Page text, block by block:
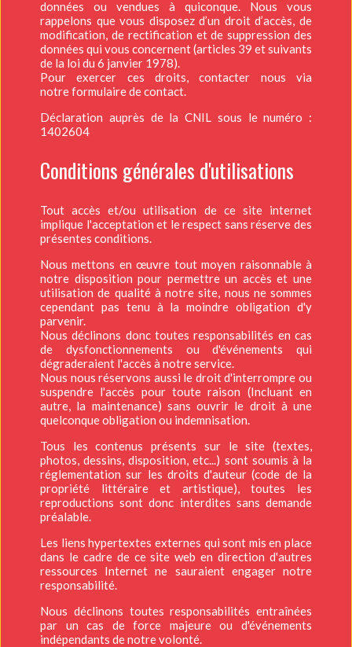
données ou vendues à quiconque. Nous vous
rappelons que vous disposez d’un droit d’accès, de
modification, de rectification et de suppression des
données qui vous concernent (articles 39 et suivants
de la loi du 6 janvier 1978).
Pour exercer ces droits, contacter nous via
notreformulaire de contact.
Déclaration auprès de la CNIL sous le numéro :
1402604
Conditions générales d'utilisations
Tout accès et/ou utilisation de ce site internet
implique l'acceptation et le respect sans réserve des
présentes conditions.
Nous mettons en œuvre tout moyen raisonnable à
notre disposition pour permettre un accès et une
utilisation de qualité à notre site, nous ne sommes
cependant pas tenu à la moindre obligation d'y
parvenir.
Nous déclinons donc toutes responsabilités en cas
de dysfonctionnements ou d'événements qui
dégraderaient l'accès à notre service.
Nous nous réservons aussi le droit d'interrompre ou
suspendre l'accès pour toute raison (Incluant en
autre, la maintenance) sans ouvrir le droit à une
quelconque obligation ou indemnisation.
Tous les contenus présents sur le site (textes,
photos, dessins, disposition, etc...) sont soumis à la
réglementation sur les droits d'auteur (code de la
propriété littéraire et artistique), toutes les
reproductions sont donc interdites sans demande
préalable.
Les liens hypertextes externes qui sont mis en place
dans le cadre de ce site web en direction d'autres
ressources Internet ne sauraient engager notre
responsabilité.
Nous déclinons toutes responsabilités entraînées
par un cas de force majeure ou d'événements
indépendants de notre volonté.